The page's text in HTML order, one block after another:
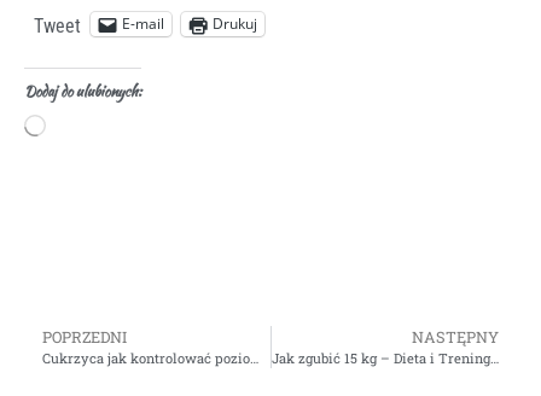
Tweet E-mail Drukuj
Dodaj do ulubionych:
POPRZEDNI NASTĘPNY
Jak zgubić 15 kg – Dieta i Trening – Gosia Klos